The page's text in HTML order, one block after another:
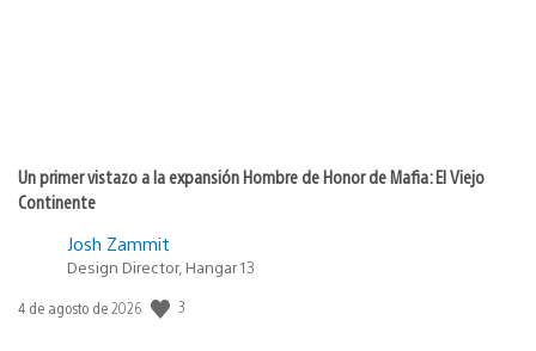
Un primer vistazo a la expansión Hombre de Honor de Mafia: El Viejo
Continente
Josh Zammit
Design Director, Hangar 13
Fecha
4 de agosto de 2026 3